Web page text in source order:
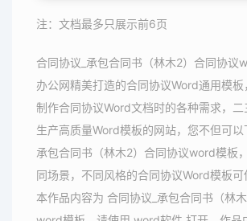
注：文档最多只展示前6页
合同协议_承包合同书（林木2）合同协议
办公网精美打造的合同协议Word通用模
制作合同协议Word文档时的各种需求，二
生产高质量Word模板的网站，您不但可以
承包合同书（林木2）合同协议word模板
同场景，不同风格的合同协议Word模板可
本作品内容为 合同协议_承包合同书（林